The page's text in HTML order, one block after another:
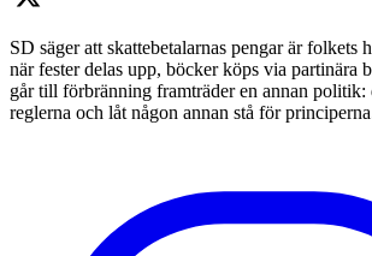
SD säger att skattebetalarnas pengar är folkets
när fester delas upp, böcker köps via partinära
går till förbränning framträder en annan politik:
reglerna och låt någon annan stå för